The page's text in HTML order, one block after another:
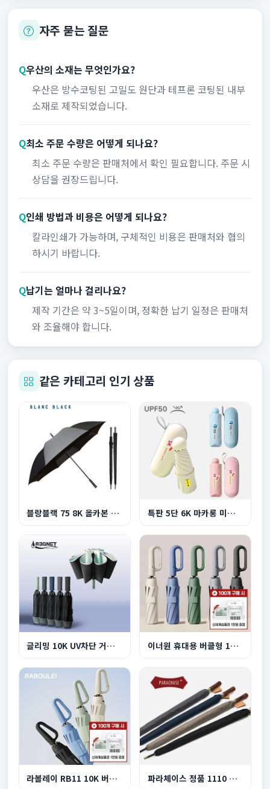
자주 묻는 질문
Q우산의 소재는 무엇인가요?
우산은 방수코팅된 고밀도 원단과 테프론 코팅된 내부
소재로 제작되었습니다.
Q최소 주문 수량은 어떻게 되나요?
최소 주문 수량은 판매처에서 확인 필요합니다. 주문 시
상담을 권장드립니다.
Q인쇄 방법과 비용은 어떻게 되나요?
칼라인쇄가 가능하며, 구체적인 비용은 판매처와 협의
하시기 바랍니다.
Q납기는 얼마나 걸리나요?
제작 기간은 약 3~5일이며, 정확한 납기 일정은 판매처
와 조율해야 합니다.
같은 카테고리 인기 상품
블랑블랙 75 8K 올카본 프리미엄 초경량 골프 장우... 특판 5단 6K 마카롱 미니 UV 양우산
글리밍 10K UV차단 거꾸로 3단 완자동 양우산 이너원 휴대용 버클형 10K 3단 자동 양우산
라볼레이 RB11 10K 버클형 3단 자동 양우산 파라체이스 정품 1110 프리미엄 이중캐노피 자동장...